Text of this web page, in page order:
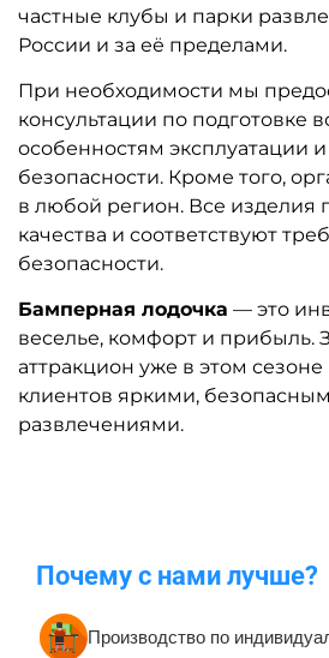
частные клубы и парки
России и за её пределами.
При необходимости мы
консультации по подготовке
особенностям эксплуатации
безопасности. Кроме того,
в любой регион. Все изделия
качества и соответствуют
безопасности.
Бамперная лодочка — это
веселье, комфорт и прибыль.
аттракцион уже в этом
клиентов яркими,
развлечениями.
Почему с нами лучше?
Производство по